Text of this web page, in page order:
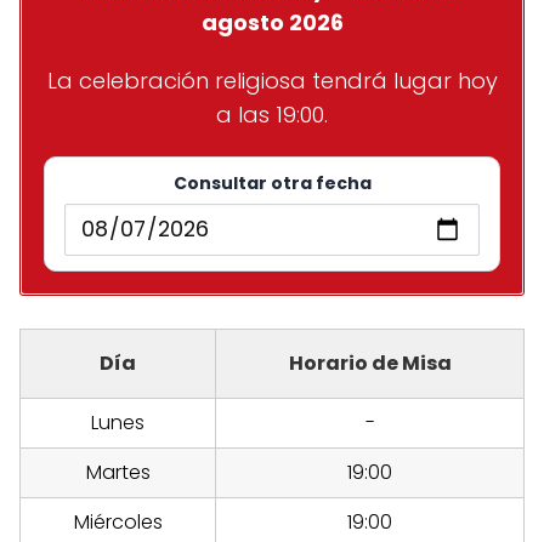
agosto 2026
La celebración religiosa tendrá lugar hoy
a las 19:00.
Consultar otra fecha
Día Horario de Misa
Lunes
-
Martes
19:00
Miércoles
19:00